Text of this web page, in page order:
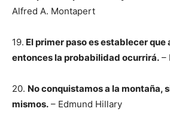
Alfred A. Montapert
19. El primer paso es establecer que
entonces la probabilidad ocurrirá. –
20. No conquistamos a la montaña,
mismos. – Edmund Hillary